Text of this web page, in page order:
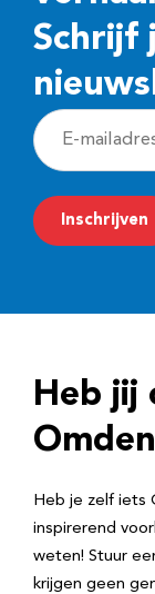
Schrijf
E
-
m
a
r
e
Inschrijven
Heb jij
Heb je zelf iets
inspirerend
weten! Stuur
krijgen geen